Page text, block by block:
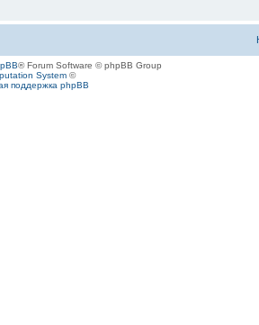
® Forum Software © phpBB Group
System ©
поддержка phpBB